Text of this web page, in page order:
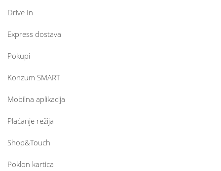
Drive In
Express dostava
Pokupi
Konzum SMART
Mobilna aplikacija
Plaćanje režija
Shop&Touch
Poklon kartica